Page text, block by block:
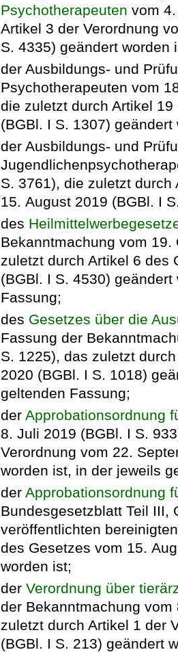
Psychotherapeuten vom
Artikel 3 der Verordnung
S. 4335) geändert worden
der Ausbildungs- und
Psychotherapeuten vom
die zuletzt durch Artikel
(BGBl. I S. 1307) geändert
der Ausbildungs- und
S. 3761), die zuletzt
15. August 2019 (BGBl. I
des
Bekanntmachung vom
zuletzt durch Artikel 6 des
(BGBl. I S. 4530)
Fassung;
des Gesetzes über die
Fassung der
S. 1225), das zuletzt
2020 (BGBl. I S. 1018)
geltenden Fassung;
der Approbationsordnung
8. Juli 2019 (BGBl. I S.
Verordnung vom 22.
worden ist, in der jeweils
der Approbationsordnung
Bundesgesetzblatt Teil III,
veröffentlichten
des Gesetzes vom 15.
worden ist;
der Verordnung über
der Bekanntmachung
zuletzt durch Artikel 1 der
(BGBl. I S. 213) geändert